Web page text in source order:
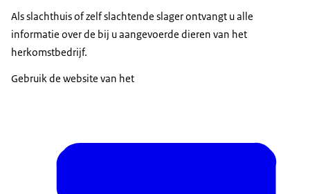
Als slachthuis of zelf slachtende slager ontvangt u alle
informatie over de bij u aangevoerde dieren van het
herkomstbedrijf.
Gebruik de website van het